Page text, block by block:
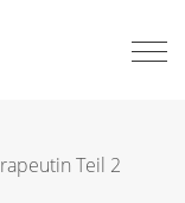
Teil 2